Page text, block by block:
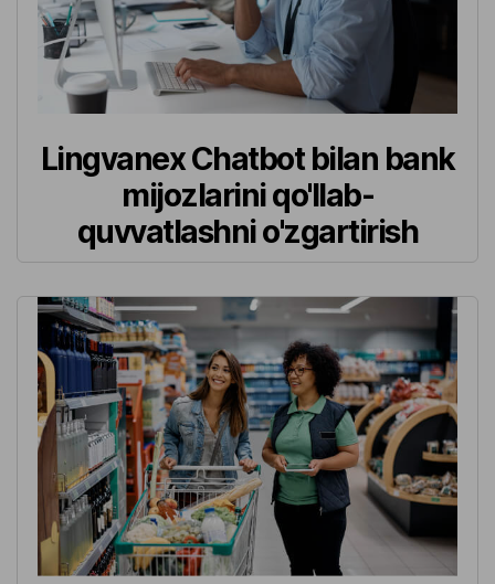
Lingvanex Chatbot bilan bank
mijozlarini qo'llab-
quvvatlashni o'zgartirish